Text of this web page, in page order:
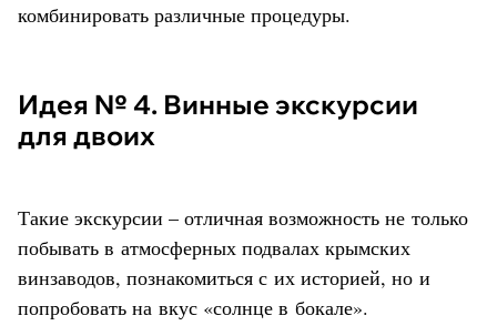
комбинировать различные процедуры.
Идея № 4. Винные экскурсии
для двоих
Такие экскурсии – отличная возможность не только
побывать в атмосферных подвалах крымских
винзаводов, познакомиться с их историей, но и
попробовать на вкус «солнце в бокале».